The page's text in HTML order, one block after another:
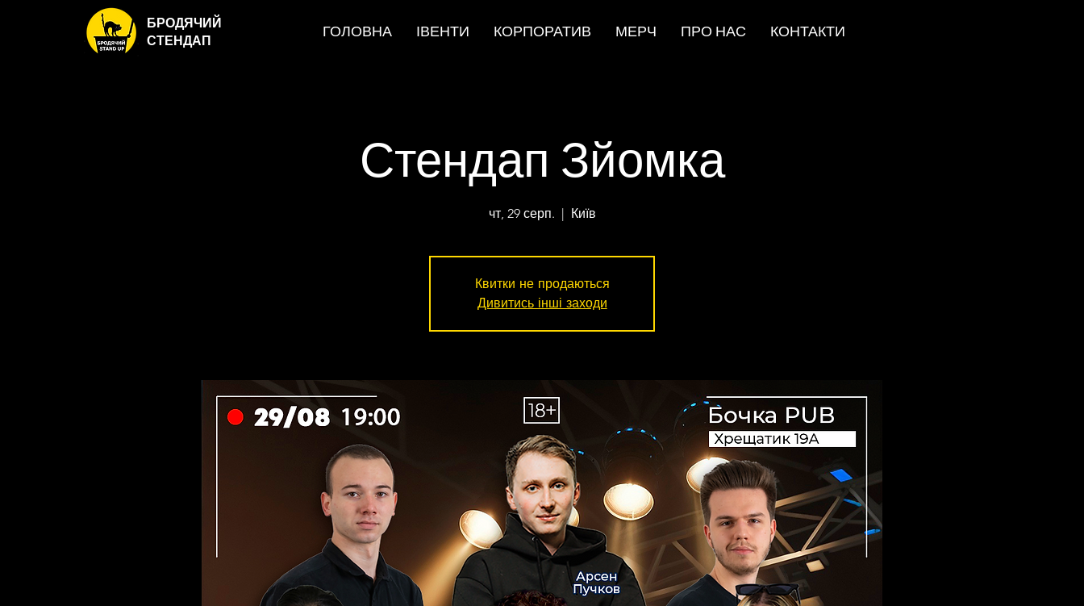
БРОДЯЧИЙ
СТЕНДАП
ГОЛОВНА ІВЕНТИ КОРПОРАТИВ МЕРЧ ПРО НАС КОНТАКТИ
Стендап Зйомка
чт, 29 серп.
  |
Київ
Квитки не продаються
Дивитись інші заходи